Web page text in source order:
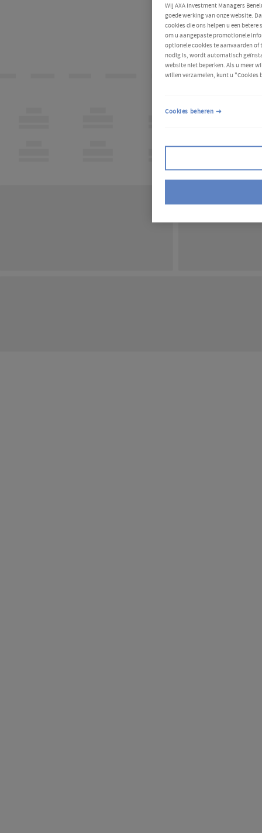
Wij AXA Investment Managers
goede werking van onze website.
cookies die ons helpen u een
om u aangepaste promotionele
optionele cookies te aanvaarden of
nodig is, wordt automatisch
website niet beperken. Als u meer
willen verzamelen, kunt u "Cookies
Cookies beheren